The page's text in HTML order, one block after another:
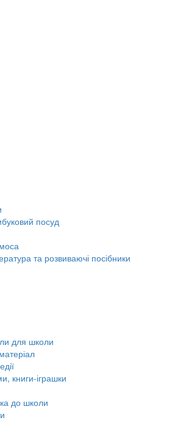
посуд
та розвиваючі посібники
для школи
книги-іграшки
до школи